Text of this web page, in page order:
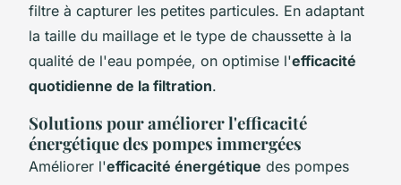
filtre à capturer les petites particules. En adaptant
la taille du maillage et le type de chaussette à la
qualité de l'eau pompée, on optimise l'efficacité
quotidienne de la filtration.
Solutions pour améliorer l'efficacité
énergétique des pompes immergées
Améliorer l'efficacité énergétique des pompes